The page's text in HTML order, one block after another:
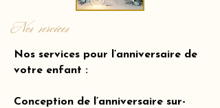
Nos services
Nos services pour l’anniversaire de
votre enfant :
Conception de l’anniversaire sur-